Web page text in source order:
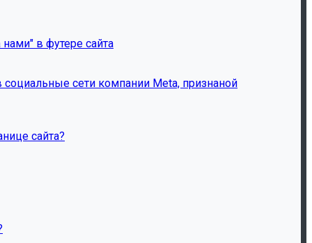
в футере сайта
сети компании Meta, признаной
сайта?